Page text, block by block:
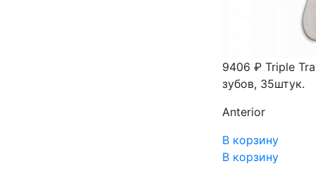
9406 ₽ Triple
зубов, 35штук.
Anterior
В корзину
В корзину